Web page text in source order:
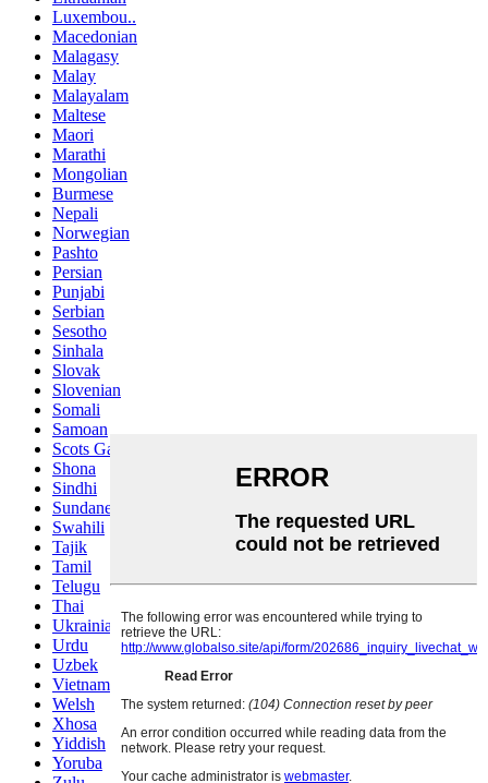
Luxembou..
Macedonian
Malagasy
Malay
Malayalam
Maltese
Maori
Marathi
Mongolian
Burmese
Nepali
Norwegian
Pashto
Persian
Punjabi
Serbian
Sesotho
Sinhala
Slovak
Slovenian
Somali
Samoan
Scots Gaelic
Shona
Sindhi
Sundanese
Swahili
Tajik
Tamil
Telugu
Thai
Ukrainian
Urdu
Uzbek
Vietnamese
Welsh
Xhosa
Yiddish
Yoruba